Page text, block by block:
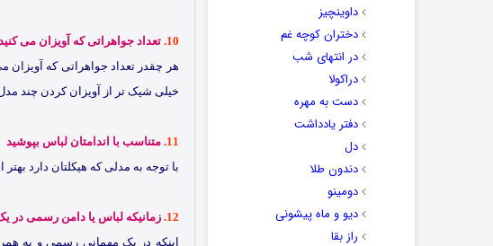
داوینچیز
دختران کوچه غم
در انتهای شب
دراکولا
دست به مهره
دفتر یادداشت
دل
دندون طلا
دومینو
دیو و ماه پیشونی
راز بقا
10. تعداد جواهراتی که آویزان می
هر چقدر تعداد جواهراتی که آویزان
خیلی شیک تر از آویزان کردن چند
11. متناسب با اندامتان لباس بپوشید
با توجه به مدلی که هیکلتان دارد
12. زمانیکه لباس یا دامن رسمی
اینکه در یک مهمانی رسمی و به